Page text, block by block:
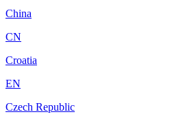
China
CN
Croatia
EN
Czech Republic